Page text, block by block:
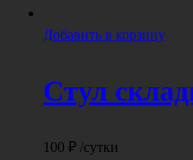
Добавить в корзину
Стул
100 ₽ /сутки